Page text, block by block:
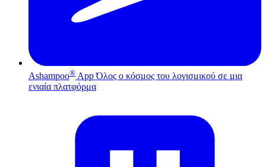
Ashampoo® App Όλος ο κόσμος του λογισμικού σε μια
ενιαία πλατφόρμα